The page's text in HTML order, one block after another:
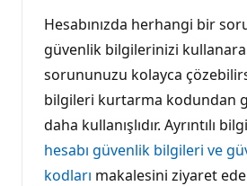
Hesabınızda herhangi bir
güvenlik bilgilerinizi
sorununuzu kolayca
bilgileri kurtarma kodundan
daha kullanışlıdır. Ayrıntılı
hesabı güvenlik bilgileri ve
kodları makalesini ziyaret